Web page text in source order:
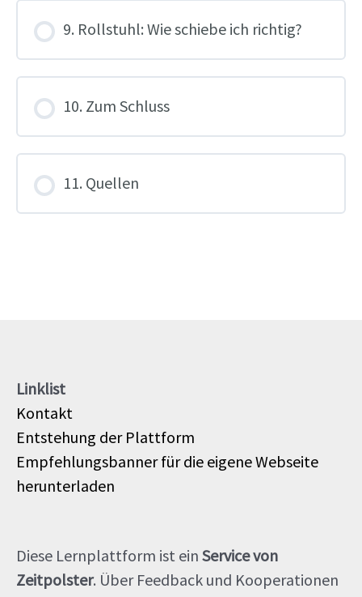
9. Rollstuhl: Wie schiebe ich richtig?
10. Zum Schluss
11. Quellen
Linklist
Kontakt
Entstehung der Plattform
Empfehlungsbanner für die eigene Webseite
herunterladen
Diese Lernplattform ist ein Service von
Zeitpolster. Über Feedback und Kooperationen